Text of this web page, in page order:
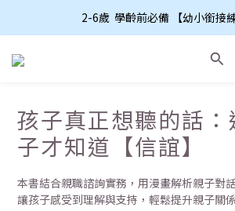
2-6歲  學齡前必備 【幼小銜接練
孩子真正想聽的話：
子才知道【信誼】
本書結合親職諮詢實務，用漫畫解析親子對
讓孩子感受到理解與支持，輕鬆提升親子關